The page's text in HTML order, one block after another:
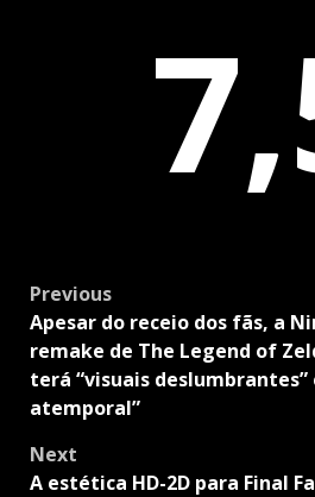
Post
navigation
Previous
Apesar do receio dos fãs, a
remake de The Legend of
terá “visuais
atemporal”
Next
A estética HD-2D para Final